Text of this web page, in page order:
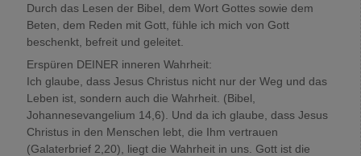
Durch das Lesen der Bibel, dem Wort Gottes sowie dem
Beten, dem Reden mit Gott, fühle ich mich von Gott
beschenkt, befreit und geleitet.
Erspüren DEINER inneren Wahrheit:
Ich glaube, dass Jesus Christus nicht nur der Weg und das
Leben ist, sondern auch die Wahrheit. (Bibel,
Johannesevangelium 14,6). Und da ich glaube, dass Jesus
Christus in den Menschen lebt, die Ihm vertrauen
(Galaterbrief 2,20), liegt die Wahrheit in uns. Gott ist die